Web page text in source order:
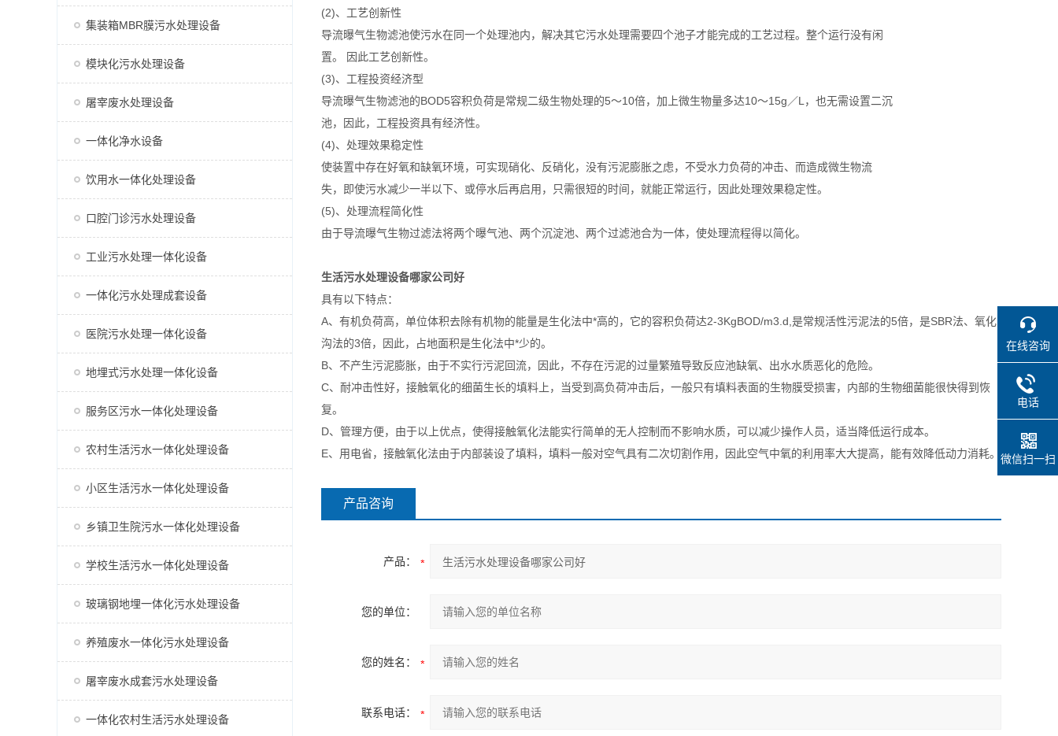
集装箱MBR膜污水处理设备
模块化污水处理设备
屠宰废水处理设备
一体化净水设备
饮用水一体化处理设备
口腔门诊污水处理设备
工业污水处理一体化设备
一体化污水处理成套设备
医院污水处理一体化设备
地埋式污水处理一体化设备
服务区污水一体化处理设备
农村生活污水一体化处理设备
小区生活污水一体化处理设备
乡镇卫生院污水一体化处理设备
学校生活污水一体化处理设备
玻璃钢地埋一体化污水处理设备
养殖废水一体化污水处理设备
屠宰废水成套污水处理设备
一体化农村生活污水处理设备
(2)、工艺创新性
导流曝气生物滤池使污水在同一个处理池内，解决其它污水处理需要四个池子才能完成的工艺过程。整个运行没有闲
置。 因此工艺创新性。
(3)、工程投资经济型
导流曝气生物滤池的BOD5容积负荷是常规二级生物处理的5～10倍，加上微生物量多达10～15g／L，也无需设置二沉
池，因此，工程投资具有经济性。
(4)、处理效果稳定性
使装置中存在好氧和缺氧环境，可实现硝化、反硝化，没有污泥膨胀之虑，不受水力负荷的冲击、而造成微生物流
失，即使污水减少一半以下、或停水后再启用，只需很短的时间，就能正常运行，因此处理效果稳定性。
(5)、处理流程简化性
由于导流曝气生物过滤法将两个曝气池、两个沉淀池、两个过滤池合为一体，使处理流程得以简化。
生活污水处理设备哪家公司好
具有以下特点：
A、有机负荷高，单位体积去除有机物的能量是生化法中*高的，它的容积负荷达2-3KgBOD/m3.d,是常规活性污泥法的5倍，是SBR法、氧化
沟法的3倍，因此，占地面积是生化法中*少的。
B、不产生污泥膨胀，由于不实行污泥回流，因此，不存在污泥的过量繁殖导致反应池缺氧、出水水质恶化的危险。
C、耐冲击性好，接触氧化的细菌生长的填料上，当受到高负荷冲击后，一般只有填料表面的生物膜受损害，内部的生物细菌能很快得到恢
复。
D、管理方便，由于以上优点，使得接触氧化法能实行简单的无人控制而不影响水质，可以减少操作人员，适当降低运行成本。
E、用电省，接触氧化法由于内部装设了填料，填料一般对空气具有二次切割作用，因此空气中氧的利用率大大提高，能有效降低动力消耗。
产品咨询
产品：
您的单位：
您的姓名：
联系电话：
在线咨询
电话
微信扫一扫